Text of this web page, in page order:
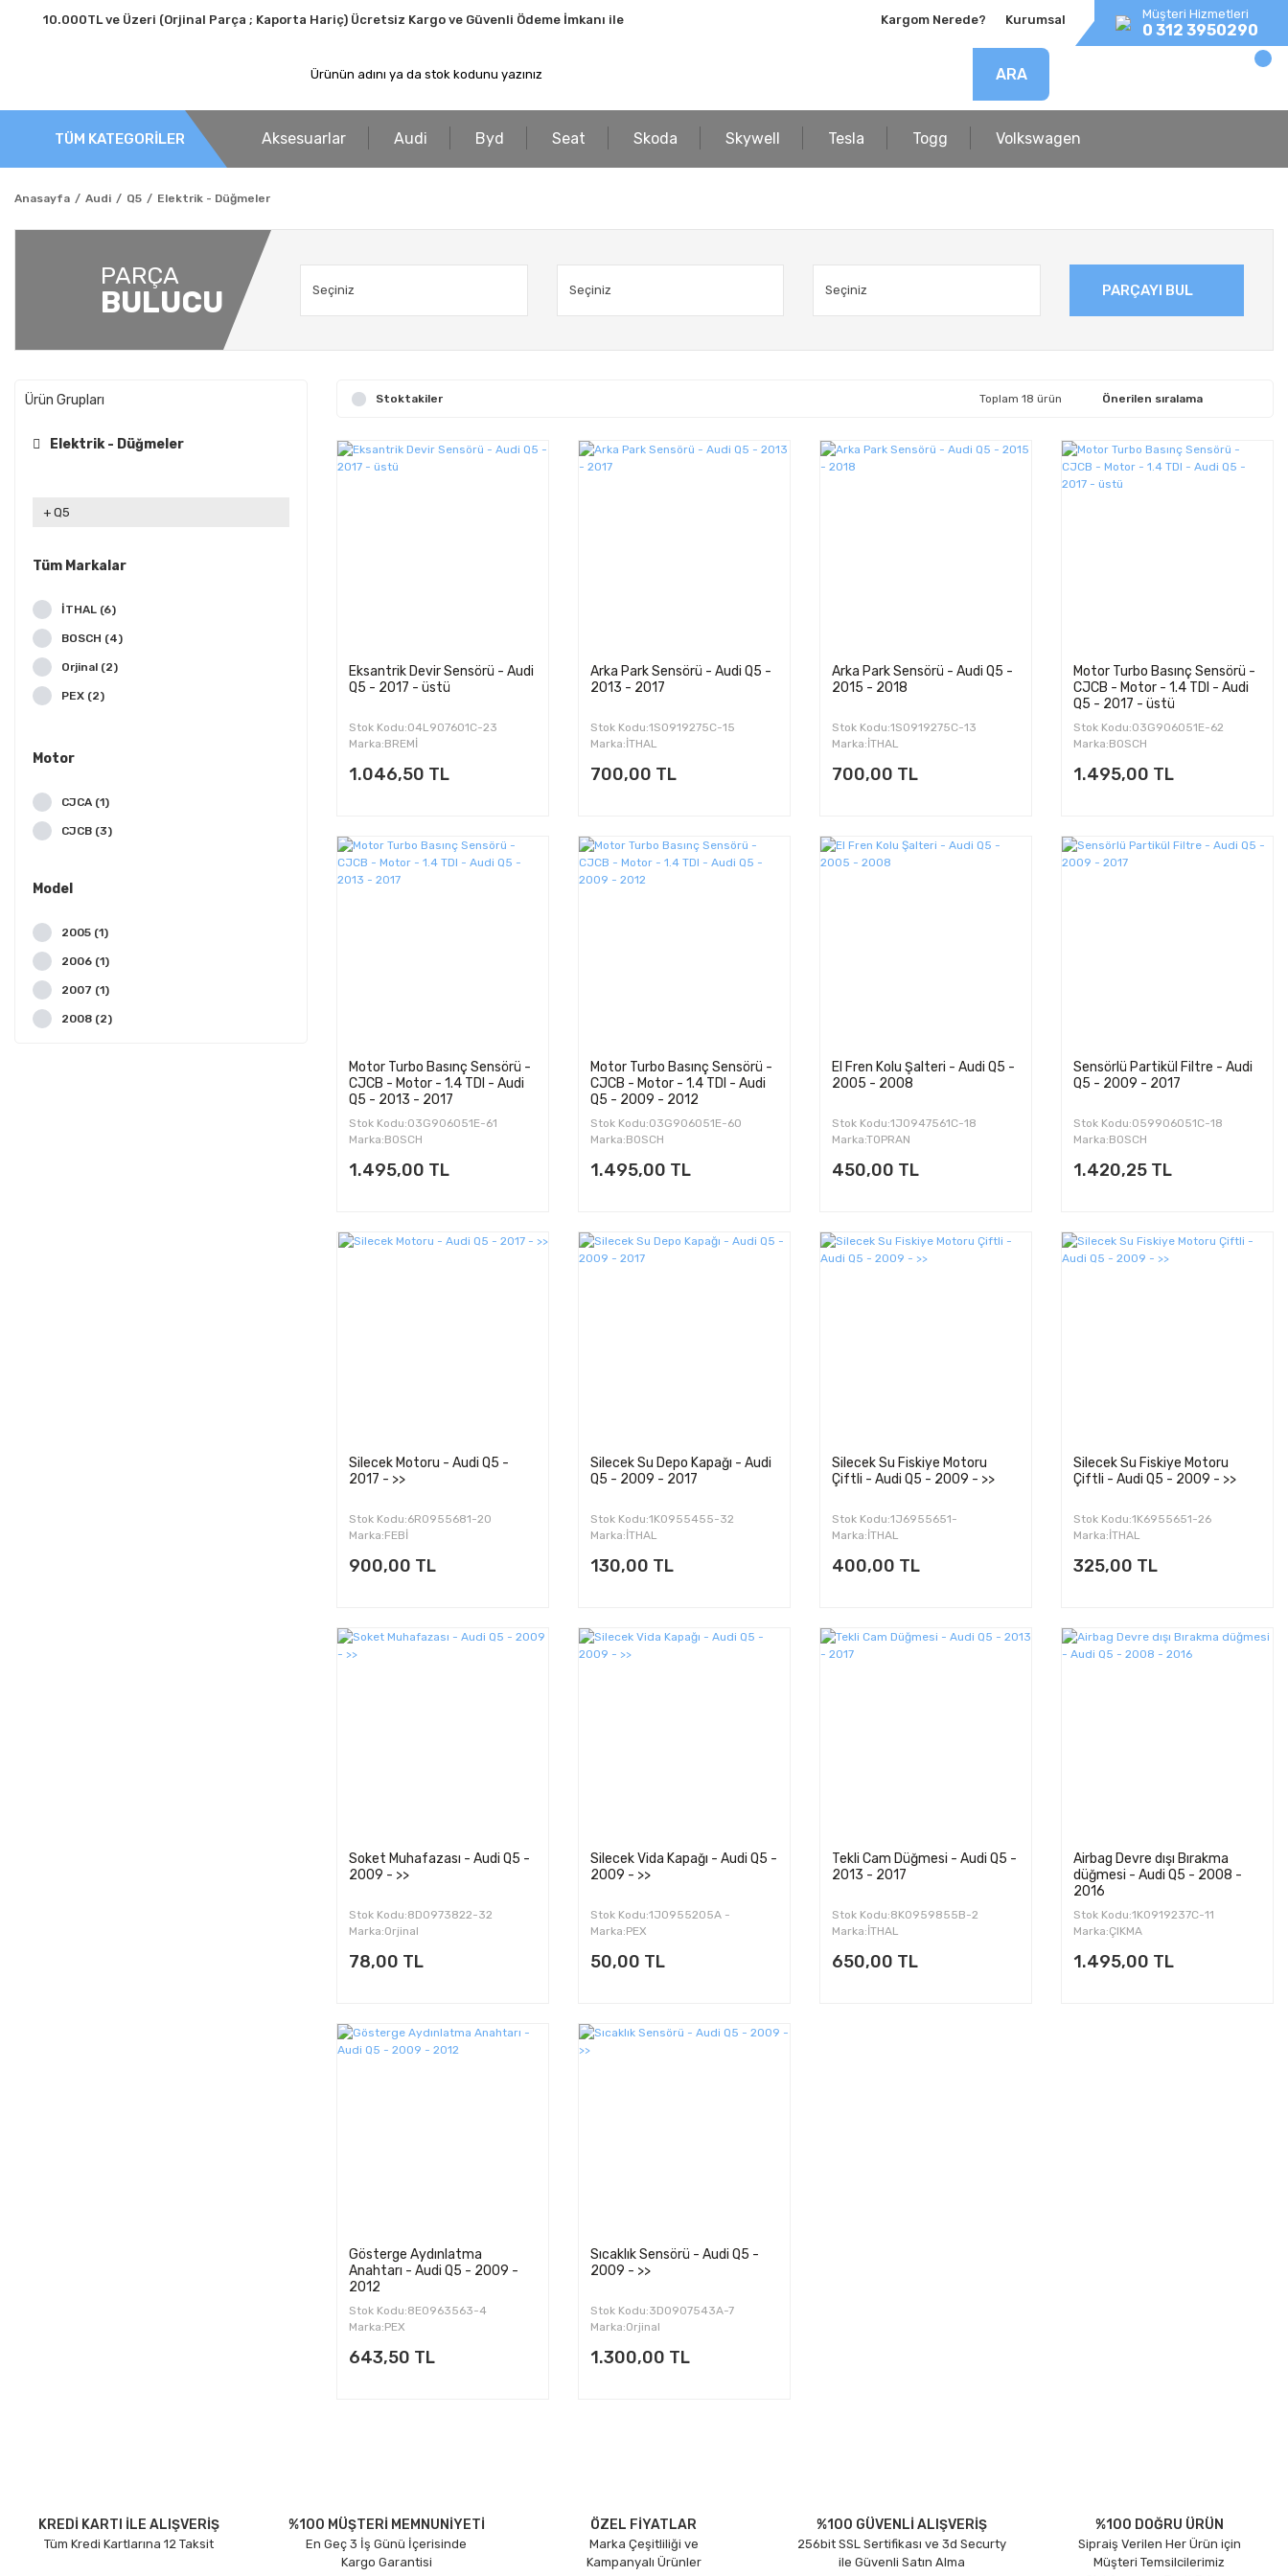
10.000TL ve Üzeri (Orjinal Parça ; Kaporta Hariç) Ücretsiz Kargo ve Güvenli Ödeme İmkanı ile Kargom Nerede? Kurumsal Müşteri Hizmetleri
0 312 3950290
ARA
TÜM KATEGORİLER Aksesuarlar Audi Byd Seat Skoda Skywell Tesla Togg Volkswagen
Anasayfa Audi Q5 Elektrik - Düğmeler
PARÇA
BULUCU PARÇAYI BUL
Ürün Grupları
Elektrik - Düğmeler
Q5
Tüm Markalar
İTHAL (6)
BOSCH (4)
Orjinal (2)
PEX (2)
ÇIKMA (1)
TOPRAN (1)
Motor
CJCA (1)
CJCB (3)
Model
2005 (1)
2006 (1)
2007 (1)
2008 (2)
Stoktakiler Toplam 18 ürün
Eksantrik Devir Sensörü - Audi
Q5 - 2017 - üstü
Stok Kodu:04L907601C-23
Marka:BREMİ
1.046,50 TL
Arka Park Sensörü - Audi Q5 -
2013 - 2017
Stok Kodu:1S0919275C-15
Marka:İTHAL
700,00 TL
Arka Park Sensörü - Audi Q5 -
2015 - 2018
Stok Kodu:1S0919275C-13
Marka:İTHAL
700,00 TL
Motor Turbo Basınç Sensörü -
CJCB - Motor - 1.4 TDI - Audi
Q5 - 2017 - üstü
Stok Kodu:03G906051E-62
Marka:BOSCH
1.495,00 TL
Motor Turbo Basınç Sensörü -
CJCB - Motor - 1.4 TDI - Audi
Q5 - 2013 - 2017
Stok Kodu:03G906051E-61
Marka:BOSCH
1.495,00 TL
Motor Turbo Basınç Sensörü -
CJCB - Motor - 1.4 TDI - Audi
Q5 - 2009 - 2012
Stok Kodu:03G906051E-60
Marka:BOSCH
1.495,00 TL
El Fren Kolu Şalteri - Audi Q5 -
2005 - 2008
Stok Kodu:1J0947561C-18
Marka:TOPRAN
450,00 TL
Sensörlü Partikül Filtre - Audi
Q5 - 2009 - 2017
Stok Kodu:059906051C-18
Marka:BOSCH
1.420,25 TL
Silecek Motoru - Audi Q5 -
2017 - >>
Stok Kodu:6R0955681-20
Marka:FEBİ
900,00 TL
Silecek Su Depo Kapağı - Audi
Q5 - 2009 - 2017
Stok Kodu:1K0955455-32
Marka:İTHAL
130,00 TL
Silecek Su Fiskiye Motoru
Çiftli - Audi Q5 - 2009 - >>
Stok Kodu:1J6955651-
1T0955651A-1K6955651-25
Marka:İTHAL
400,00 TL
Silecek Su Fiskiye Motoru
Çiftli - Audi Q5 - 2009 - >>
Stok Kodu:1K6955651-26
Marka:İTHAL
325,00 TL
Soket Muhafazası - Audi Q5 -
2009 - >>
Stok Kodu:8D0973822-32
Marka:Orjinal
78,00 TL
Silecek Vida Kapağı - Audi Q5 -
2009 - >>
Stok Kodu:1J0955205A -
5N0955205-30
Marka:PEX
50,00 TL
Tekli Cam Düğmesi - Audi Q5 -
2013 - 2017
Stok Kodu:8K0959855B-2
Marka:İTHAL
650,00 TL
Airbag Devre dışı Bırakma
düğmesi - Audi Q5 - 2008 -
2016
Stok Kodu:1K0919237C-11
Marka:ÇIKMA
1.495,00 TL
Gösterge Aydınlatma
Anahtarı - Audi Q5 - 2009 -
2012
Stok Kodu:8E0963563-4
Marka:PEX
643,50 TL
Sıcaklık Sensörü - Audi Q5 -
2009 - >>
Stok Kodu:3D0907543A-7
Marka:Orjinal
1.300,00 TL
KREDİ KARTI İLE ALIŞVERİŞ
Tüm Kredi Kartlarına 12 Taksit
%100 MÜŞTERİ MEMNUNİYETİ
En Geç 3 İş Günü İçerisinde
Kargo Garantisi
ÖZEL FİYATLAR
Marka Çeşitliliği ve
Kampanyalı Ürünler
%100 GÜVENLİ ALIŞVERİŞ
256bit SSL Sertifikası ve 3d Securty
ile Güvenli Satın Alma
%100 DOĞRU ÜRÜN
Sipraiş Verilen Her Ürün için
Müşteri Temsilcilerimiz